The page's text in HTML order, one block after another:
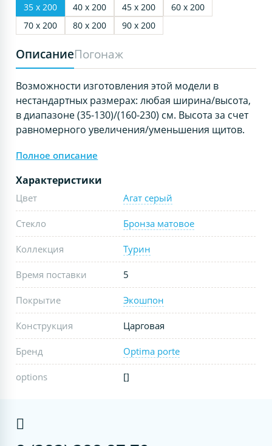
35 х 200 40 х 200 45 х 200
60 х 200
70 х 200
80 х 200 90 х 200
ОписаниеПогонаж
Возможности изготовления этой модели в
нестандартных размерах: любая ширина/высота,
в диапазоне (35-130)/(160-230) см. Высота за счет
равномерного увеличения/уменьшения щитов.
Полное описание
Характеристики
Цвет Агат серый
Стекло Бронза матовое
Коллекция Турин
Время поставки 5
Покрытие Экошпон
Конструкция Царговая
Бренд Optima porte
options []